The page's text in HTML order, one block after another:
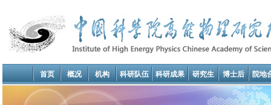
首页 概况 机构 科研队伍 科研成果 研究生 博士后 院地